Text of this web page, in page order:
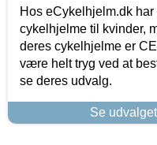
Hos eCykelhjelm.dk
cykelhjelme til kvinder,
deres cykelhjelme er
være helt tryg ved at
se deres udvalg.
Se